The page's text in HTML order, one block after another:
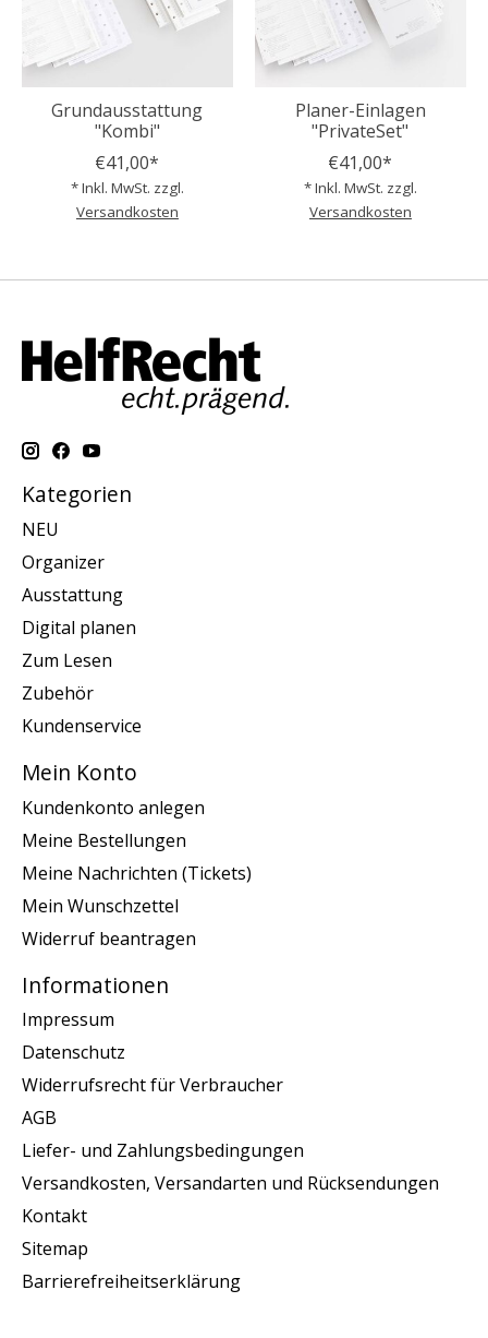
Grundausstattung
"Kombi"
€41,00*
* Inkl. MwSt. zzgl.
Versandkosten
Planer-Einlagen
"PrivateSet"
€41,00*
* Inkl. MwSt. zzgl.
Versandkosten
Kategorien
NEU
Organizer
Ausstattung
Digital planen
Zum Lesen
Zubehör
Kundenservice
Mein Konto
Kundenkonto anlegen
Meine Bestellungen
Meine Nachrichten (Tickets)
Mein Wunschzettel
Widerruf beantragen
Informationen
Impressum
Datenschutz
Widerrufsrecht für Verbraucher
AGB
Liefer- und Zahlungsbedingungen
Versandkosten, Versandarten und Rücksendungen
Kontakt
Sitemap
Barrierefreiheitserklärung